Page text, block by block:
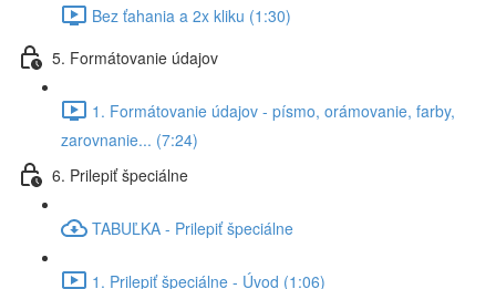
Bez ťahania a 2x kliku (1:30)
5. Formátovanie údajov
1. Formátovanie údajov - písmo, orámovanie, farby,
zarovnanie... (7:24)
6. Prilepiť špeciálne
TABUĽKA - Prilepiť špeciálne
1. Prilepiť špeciálne - Úvod (1:06)